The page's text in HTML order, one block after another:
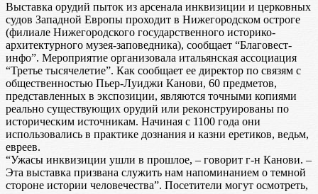
Выставка орудий пыток из арсенала инквизиции и церковных
судов Западной Европы проходит в Нижегородском остроге
(филиале Нижегородского государственного историко-
архитектурного музея-заповедника), сообщает “Благовест-
инфо”. Мероприятие организовала итальянская ассоциация
“Третье тысячелетие”. Как сообщает ее директор по связям с
общественностью Пьер-Луиджи Канови, 60 предметов,
представленных в экспозиции, являются точными копиями
реально существующих орудий или реконструированы по
историческим источникам. Начиная с 1100 года они
использовались в практике дознания и казни еретиков, ведьм,
евреев.
“Ужасы инквизиции ушли в прошлое, – говорит г-н Канови. –
Эта выставка призвана служить нам напоминанием о темной
стороне истории человечества”. Посетители могут осмотреть,